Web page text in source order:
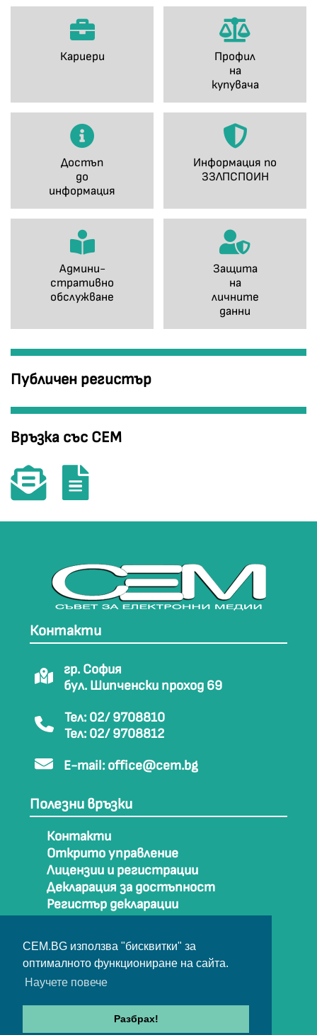
CEM.BG използва "бисквитки" за
оптималното функциониране на сайта.
Научете повече
Разбрах!
Кариери
Профил
на
купувача
Достъп
до
информация
Информация по
ЗЗЛПСПОИН
Админи-
стративно
обслужване
Защита
на
личните
данни
Публичен регистър
Връзка със СЕМ
Контакти
гр. София
бул. Шипченски проход 69
Тел: 02/ 9708810
Тел: 02/ 9708812
E-mail: office@cem.bg
Полезни връзки
Контакти
Открито управление
Лицензии и регистрации
Декларация за достъпност
Регистър декларации
Карта на сайта
Архив
© Съвет за електронни медии 2025